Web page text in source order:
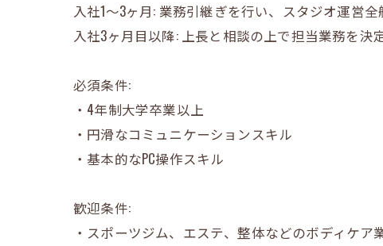
入社1〜3ヶ月: 業務引継ぎを行い、スタジオ運営全
入社3ヶ月目以降: 上長と相談の上で担当業務を決
必須条件:
・4年制大学卒業以上
・円滑なコミュニケーションスキル
・基本的なPC操作スキル
歓迎条件:
・スポーツジム、エステ、整体などのボディケア